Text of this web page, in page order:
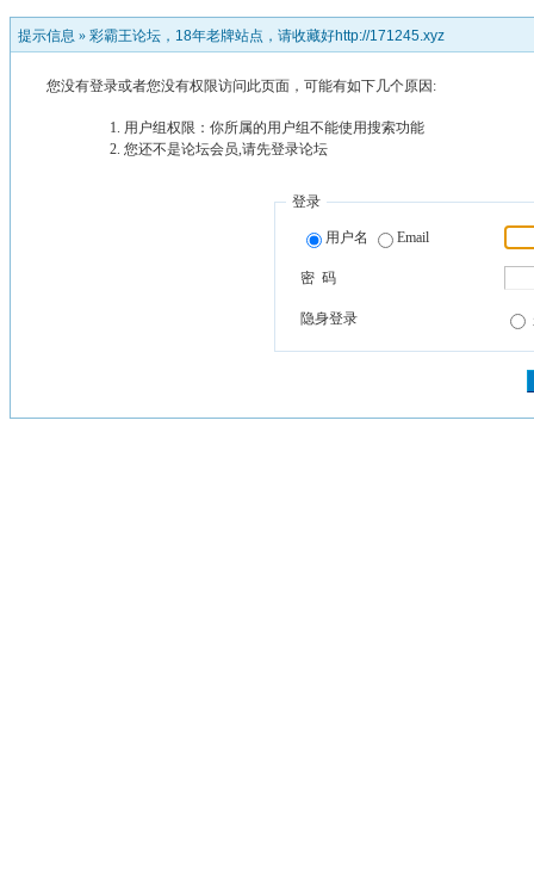
提示信息 » 彩霸王论坛，18年老牌站点，请收藏好http://171245.xyz
您没有登录或者您没有权限访问此页面，可能有如下几个原因:
用户组权限：你所属的用户组不能使用搜索功能
您还不是论坛会员,请先登录论坛
登录
用户名 Email
密 码
隐身登录